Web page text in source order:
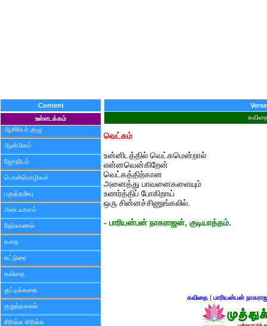
Content
உள்ளடக்கம்
ஆசிரியர் குழு
ஆன்மிகம்
ஜோதிடம்
பொன்மொழிகள்
பகுத்தறிவு
அடையாளம்
நேர்காணல்
கதை
கட்டுரை
கவிதை
குட்டிக்கதை
குறுந்தகவல்
சிரிக்க சிரிக்க
Verse
வெட்கம்
உன்னிடத்தில் வெட்கமென்றால்
என்னவென்கிறேன்
வெட்கத்திற்கான
அனைத்து பாவனைகளையும்
உணர்த்திப் போகிறாய்
ஒரு சின்னச்சிணுங்கலில்.
- பாரியன்பன் நாகராஜன், குடியாத்தம்.
கவிதை| பாரியன்பன்